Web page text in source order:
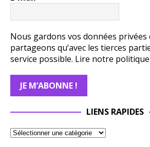
Nous gardons vos données privées
partageons qu’avec les tierces
service possible. Lire notre
LIENS RAPIDES